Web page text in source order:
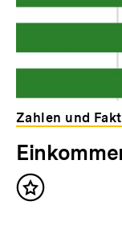
Zahlen und
Inhalt